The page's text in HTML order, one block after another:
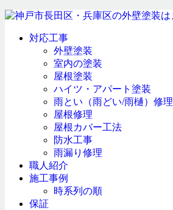
対応工事
外壁塗装
室内の塗装
屋根塗装
ハイツ・アパート塗装
雨とい（雨どい/雨樋）修理
屋根修理
屋根カバー工法
防水工事
雨漏り修理
職人紹介
施工事例
時系列の順
保証